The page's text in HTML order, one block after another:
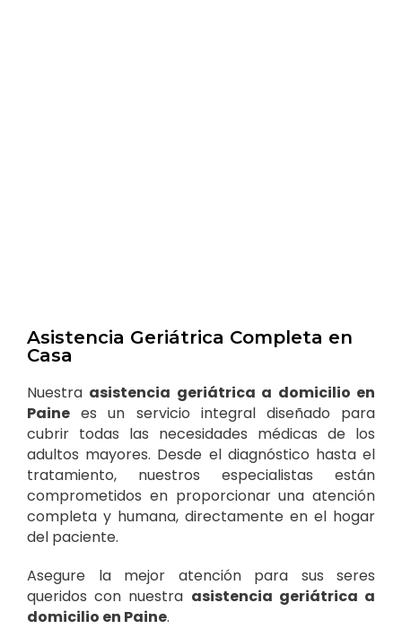
Asistencia Geriátrica Completa en
Casa
Nuestra asistencia geriátrica a domicilio en
Paine es un servicio integral diseñado para
cubrir todas las necesidades médicas de los
adultos mayores. Desde el diagnóstico hasta el
tratamiento, nuestros especialistas están
comprometidos en proporcionar una atención
completa y humana, directamente en el hogar
del paciente.
Asegure la mejor atención para sus seres
queridos con nuestra asistencia geriátrica a
domicilio en Paine.